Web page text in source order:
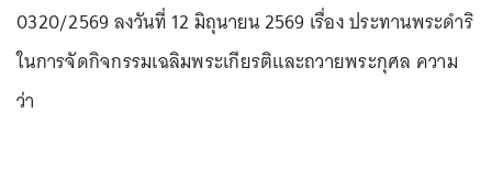
0320/2569 ลงวันที่ 12 มิถุนายน 2569 เรื่อง ประทานพระดำริ
ในการจัดกิจกรรมเฉลิมพระเกียรติและถวายพระกุศล ความ
ว่า